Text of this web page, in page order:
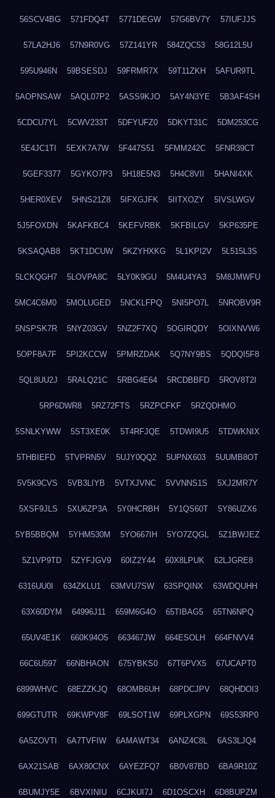
56SCV4BG 571FDQ4T 5771DEGW 57G6BV7Y 57IUFJJS
57LA2HJ6 57N9R0VG 57Z141YR 584ZQC53 58G12L5U
595U946N 59BSESDJ 59FRMR7X 59T11ZKH 5AFUR9TL
5AOPNSAW 5AQL07P2 5ASS9KJO 5AY4N3YE 5B3AF4SH
5CDCU7YL 5CWV233T 5DFYUFZ0 5DKYT31C 5DM253CG
5E4JC1TI 5EXK7A7W 5F447S51 5FMM242C 5FNR39CT
5GEF3377 5GYKO7P3 5H18E5N3 5H4C8VII 5HANI4XK
5HER0XEV 5HNS21Z8 5IFXGJFK 5IITXOZY 5IVSLWGV
5J5FOXDN 5KAFKBC4 5KEFVRBK 5KFBILGV 5KP635PE
5KSAQAB8 5KT1DCUW 5KZYHXKG 5L1KPI2V 5L515L3S
5LCKQGH7 5LOVPA8C 5LY0K9GU 5M4U4YA3 5M8JMWFU
5MC4C6M0 5MOLUGED 5NCKLFPQ 5NI5PO7L 5NROBV9R
5NSPSK7R 5NYZ03GV 5NZ2F7XQ 5OGIRQDY 5OIXNVW6
5OPF8A7F 5PI2KCCW 5PMRZDAK 5Q7NY9BS 5QDQI5F8
5QL8UU2J 5RALQ21C 5RBG4E64 5RCDBBFD 5ROV8T2I
5RP6DWR8 5RZ72FTS 5RZPCFKF 5RZQDHMO
5SNLKYWW 5ST3XE0K 5T4RFJQE 5TDWI9U5 5TDWKNIX
5THBIEFD 5TVPRN5V 5UJY0QQ2 5UPNX603 5UUMB8OT
5V5K9CVS 5VB3LIYB 5VTXJVNC 5VVNNS1S 5XJ2MR7Y
5XSF9JLS 5XU6ZP3A 5Y0HCRBH 5Y1QS60T 5Y86UZX6
5YB5BBQM 5YHM530M 5YO667IH 5YO7ZQGL 5Z1BWJEZ
5Z1VP9TD 5ZYFJGV9 60IZ2Y44 60X8LPUK 62LJGRE8
6316UU0I 634ZKLU1 63MVU7SW 63SPQINX 63WDQUHH
63X60DYM 64996J11 659M6G4O 65TIBAG5 65TN6NPQ
65UV4E1K 660K94O5 663467JW 664ESOLH 664FNVV4
66C6U597 66NBHAON 675YBKS0 67T6PVX5 67UCAPT0
6899WHVC 68EZZKJQ 68OMB6UH 68PDCJPV 68QHDOI3
699GTUTR 69KWPV8F 69LSOT1W 69PLXGPN 69S53RP0
6A5ZOVTI 6A7TVFIW 6AMAWT34 6ANZ4C8L 6AS3LJQ4
6AX21SAB 6AX80CNX 6AYEZFQ7 6B0V87BD 6BA9R10Z
6BUMJY5E 6BVXINIU 6CJKUI7J 6D1OSCXH 6D8BUPZM